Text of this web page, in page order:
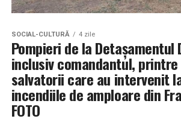
SOCIAL-CULTURĂ 4 zile
Pompieri de la Detașamentul
inclusiv comandantul, printre
salvatorii care au intervenit
incendiile de amploare din
FOTO